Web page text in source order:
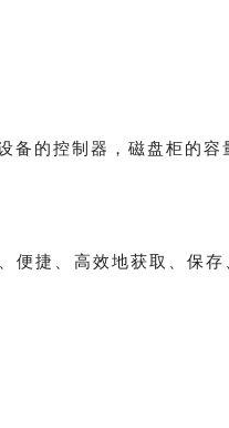
的控制器，磁盘柜的容
便捷、高效地获取、保存